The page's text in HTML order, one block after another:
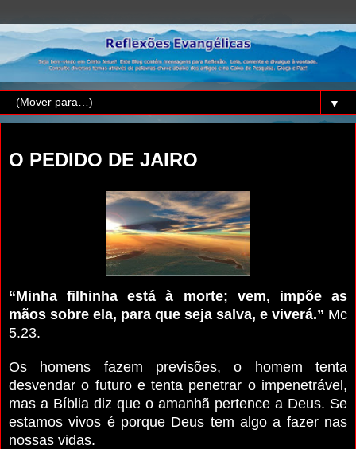
▼
O PEDIDO DE JAIRO
“Minha filhinha está à morte; vem, impõe as
mãos sobre ela, para que seja salva, e viverá.” Mc
5.23.
Os homens fazem previsões, o homem tenta
desvendar o futuro e tenta penetrar o impenetrável,
mas a Bíblia diz que o amanhã pertence a Deus. Se
estamos vivos é porque Deus tem algo a fazer nas
nossas vidas.